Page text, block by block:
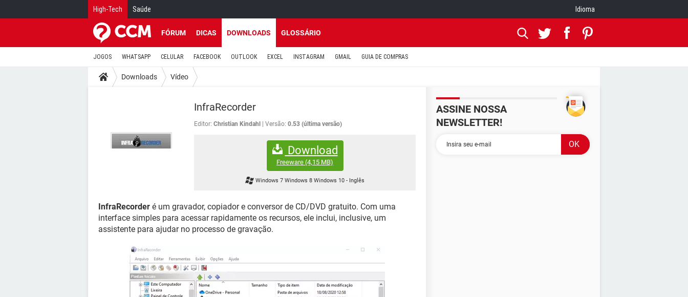
High-Tech Saúde Idioma
FÓRUM DICAS DOWNLOADS GLOSSÁRIO
JOGOS WHATSAPP CELULAR FACEBOOK OUTLOOK EXCEL INSTAGRAM GMAIL GUIA DE COMPRAS
Downloads Vídeo
InfraRecorder
Editor: Christian Kindahl Versão: 0.53 (última versão)
Download
Freeware (4,15 MB)
Windows 7 Windows 8 Windows 10- Inglês
InfraRecorder é um gravador, copiador e conversor de CD/DVD gratuito. Com uma
interface simples para acessar rapidamente os recursos, ele inclui, inclusive, um
assistente para ajudar no processo de gravação.
ASSINE NOSSA
NEWSLETTER!